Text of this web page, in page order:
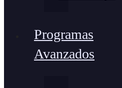
Programas
Avanzados